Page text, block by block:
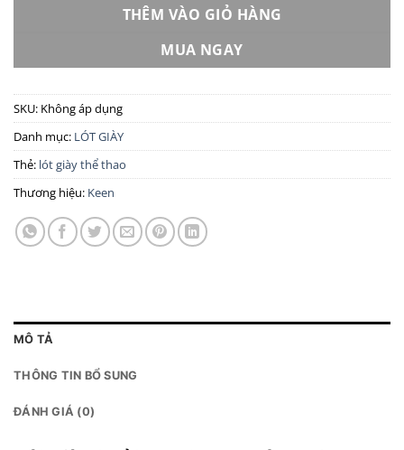
THÊM VÀO GIỎ HÀNG
MUA NGAY
SKU: Không áp dụng
Danh mục: LÓT GIÀY
Thẻ: lót giày thể thao
Thương hiệu: Keen
MÔ TẢ
THÔNG TIN BỔ SUNG
ĐÁNH GIÁ (0)